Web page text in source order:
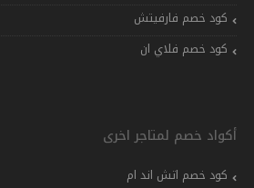
كود خصم فارفيتش
كود خصم فلاي ان
أكواد خصم لمتاجر اخرى
كود خصم اتش اند ام